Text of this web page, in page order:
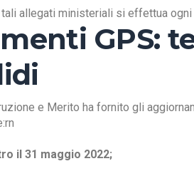
allegati ministeriali si effettua ogni
GPS:
e Merito ha fornito gli
il 31 maggio 2022;